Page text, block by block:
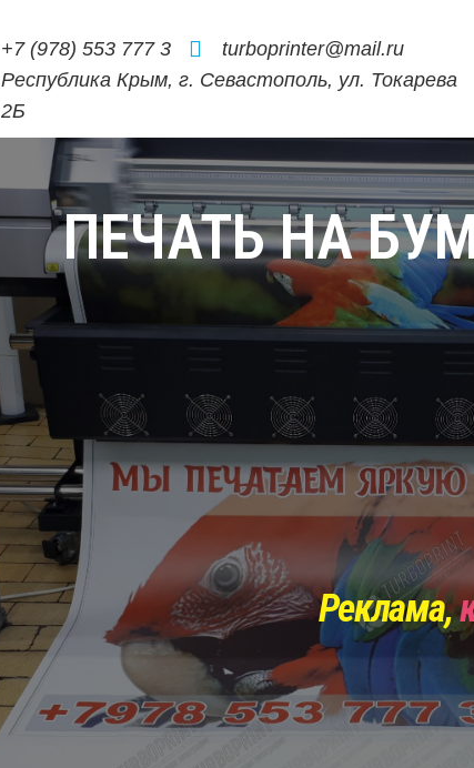
+7 (978) 553 777 3
turboprinter@mail.ru
Республика Крым, г. Севастополь, ул. Токарева
2Б
ПЕЧАТЬ НА
Реклама,